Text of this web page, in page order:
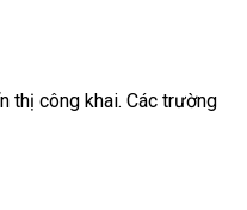
CHẤT LƯỢNG • GIÁ
thị công khai. Các trường